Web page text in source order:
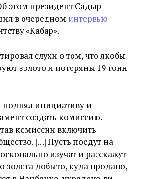
этом президент Садыр
в очередном интервью
«Кабар».
слухи о том, что якобы
золото и потеряны 19 тонн
поднял инициативу и
создать комиссию.
комиссии включить
[…] Пусть поедут на
изучат и расскажут
золота добыто, куда продано,